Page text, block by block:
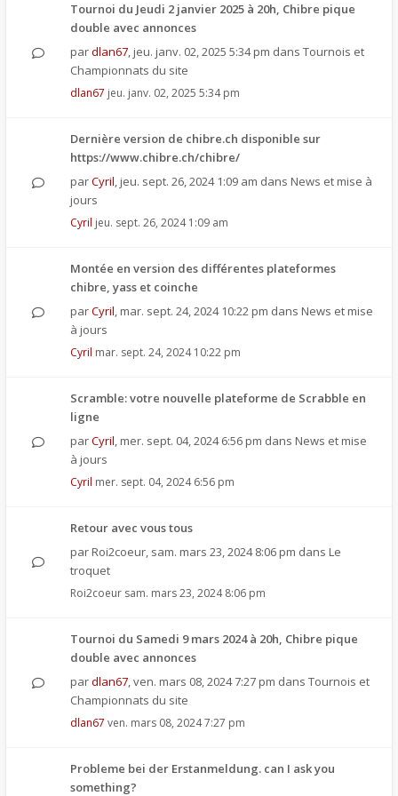
Tournoi du Jeudi 2 janvier 2025 à 20h, Chibre pique
double avec annonces
pardlan67, jeu. janv. 02, 2025 5:34 pm dans Tournois et
Championnats du site
dlan67 jeu. janv. 02, 2025 5:34 pm
Dernière version de chibre.ch disponible sur
https://www.chibre.ch/chibre/
parCyril, jeu. sept. 26, 2024 1:09 am dans News et mise à
jours
Cyril jeu. sept. 26, 2024 1:09 am
Montée en version des différentes plateformes
chibre, yass et coinche
parCyril, mar. sept. 24, 2024 10:22 pm dans News et mise
à jours
Cyril mar. sept. 24, 2024 10:22 pm
Scramble: votre nouvelle plateforme de Scrabble en
ligne
parCyril, mer. sept. 04, 2024 6:56 pm dans News et mise
à jours
Cyril mer. sept. 04, 2024 6:56 pm
Retour avec vous tous
par Roi2coeur, sam. mars 23, 2024 8:06 pm dans Le
troquet
Roi2coeur sam. mars 23, 2024 8:06 pm
Tournoi du Samedi 9 mars 2024 à 20h, Chibre pique
double avec annonces
pardlan67,ven. mars 08, 2024 7:27 pm dans Tournois et
Championnats du site
dlan67 ven. mars 08, 2024 7:27 pm
Probleme bei der Erstanmeldung. can I ask you
something?